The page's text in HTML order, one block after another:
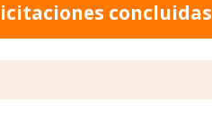
concluidas